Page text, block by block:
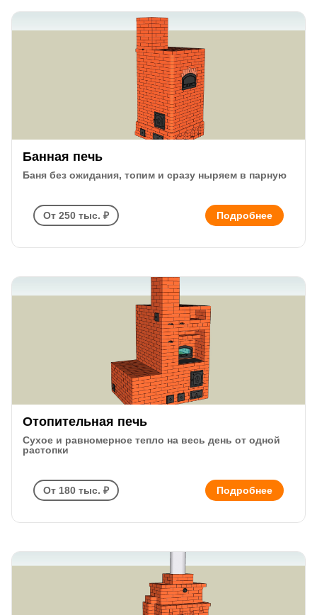
Банная печь
Баня без ожидания, топим и сразу ныряем в парную
От 250 тыс. ₽ Подробнее
Отопительная печь
Сухое и равномерное тепло на весь день от одной
растопки
От 180 тыс. ₽ Подробнее